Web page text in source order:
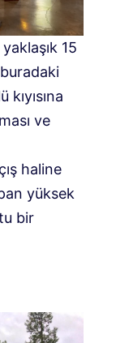
15
ve
haline
yüksek
bir